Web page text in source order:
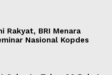
Rakyat, BRI Menara
Nasional Kopdes